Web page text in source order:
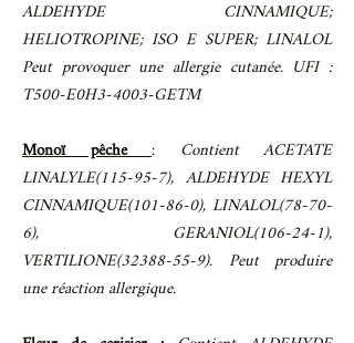
ALDEHYDE CINNAMIQUE;
HELIOTROPINE; ISO E SUPER; LINALOL
Peut provoquer une allergie cutanée. UFI :
T500-E0H3-4003-GETM
Monoï pêche: Contient ACETATE
LINALYLE(115-95-7), ALDEHYDE HEXYL
CINNAMIQUE(101-86-0), LINALOL(78-70-
6), GERANIOL(106-24-1),
VERTILIONE(32388-55-9). Peut produire
une réaction allergique.